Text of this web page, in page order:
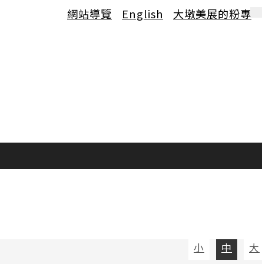
網站導覽 English 大墩美展的粉專
小
中 大